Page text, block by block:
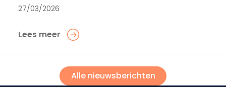
27/03/2026
Lees meer
Alle nieuwsberichten